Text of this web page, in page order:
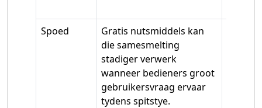
Spoed
Gratis nutsmiddels kan
die samesmelting
stadiger verwerk
wanneer bedieners groot
gebruikersvraag ervaar
tydens spitstye.